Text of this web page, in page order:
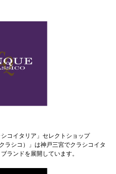
コイタリア」セレクトショップ
シコ）」は神戸三宮でクラシコイタ
ランドを展開しています。